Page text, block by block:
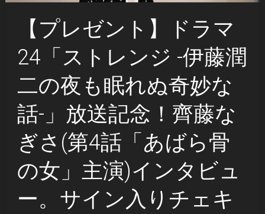
【プレゼント】ドラマ
24「ストレンジ -伊藤潤
二の夜も眠れぬ奇妙な
話-」放送記念！齊藤な
ぎさ(第4話「あばら骨
の女」主演)インタビュ
ー。サイン入りチェキ